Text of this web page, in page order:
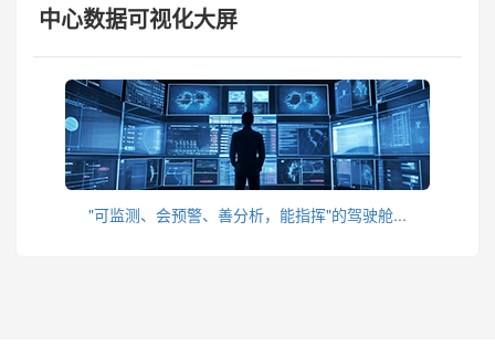
中心数据可视化大屏
"可监测、会预警、善分析，能指挥"的驾驶舱...